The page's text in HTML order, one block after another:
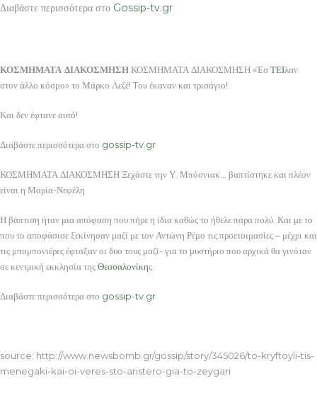
Διαβάστε περισσότερα στο Gossip-tv.gr
ΚΟΣΜΗΜΑΤΑ ΔΙΑΚΟΣΜΗΣΗΚΟΣΜΗΜΑΤΑ ΔΙΑΚΟΣΜΗΣΗ «ΈσΤΕΙλαν
στον άλλο κόσμο» το Μάρκο Λεζέ! Tου έκαναν και τρισάγιο!
Και δεν έφτανε αυτό!
Διαβάστε περισσότερα στο gossip-tv.gr
ΚΟΣΜΗΜΑΤΑ ΔΙΑΚΟΣΜΗΣΗ Ξεχάστε την Υ. Μπόσνιακ… βαπτίστηκε και πλέον
είναι η Μαρία-Νεφέλη
Η βάπτιση ήταν μια απόφαση που πήρε η ίδια καθώς το ήθελε πάρα πολύ. Και με το
που το αποφάσισε ξεκίνησαν μαζί με τον Αντώνη Ρέμο τις προετοιμασίες – μέχρι και
τις μπομπονιέρες έφταξαν οι δυο τους μαζί- για το μυστήριο που αρχικά θα γινόταν
σε κεντρική εκκλησία τηςΘεσσαλονίκης.
Διαβάστε περισσότερα στο gossip-tv.gr
source: http://www.newsbomb.gr/gossip/story/345026/to-kryftoyli-tis-
menegaki-kai-oi-veres-sto-aristero-gia-to-zeygari